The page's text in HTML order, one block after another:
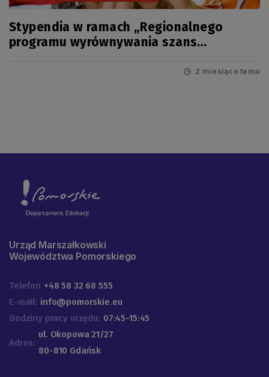
Stypendia w ramach „Regionalnego
programu wyrównywania szans
2 miesiące temu
Urząd Marszałkowski
Województwa Pomorskiego
Telefon +48 58 32 68 555
E-mail: info@pomorskie.eu
Godziny pracy urzędu: 07:45-15:45
Adres:
ul. Okopowa 21/27
80-810 Gdańsk